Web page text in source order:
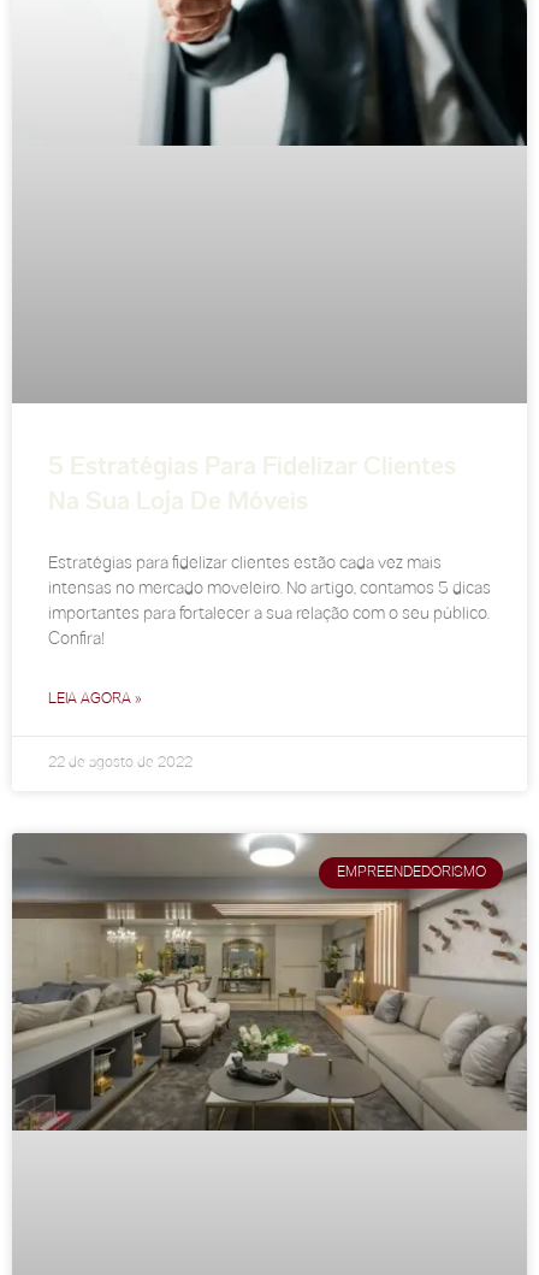
5 Estratégias Para Fidelizar Clientes
Na Sua Loja De Móveis
Estratégias para fidelizar clientes estão cada vez mais
intensas no mercado moveleiro. No artigo, contamos 5 dicas
importantes para fortalecer a sua relação com o seu público.
Confira!
LEIA AGORA »
22 de agosto de 2022
EMPREENDEDORISMO